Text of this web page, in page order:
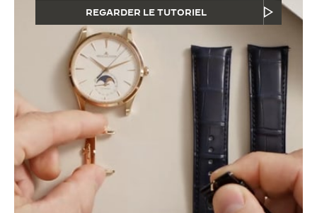
REGARDER LE TUTORIEL